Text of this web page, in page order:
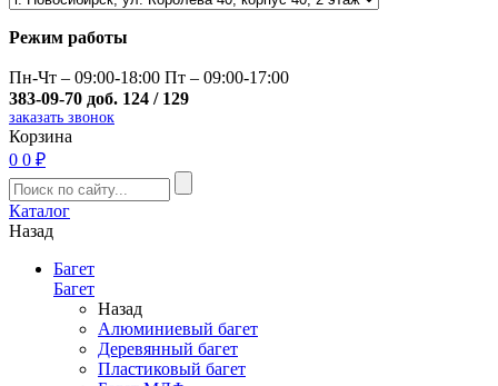
Режим работы
Пн-Чт – 09:00-18:00 Пт – 09:00-17:00
383-09-70 доб. 124 / 129
заказать звонок
Корзина
0 0 ₽
Каталог
Назад
Багет
Багет
Назад
Алюминиевый багет
Деревянный багет
Пластиковый багет